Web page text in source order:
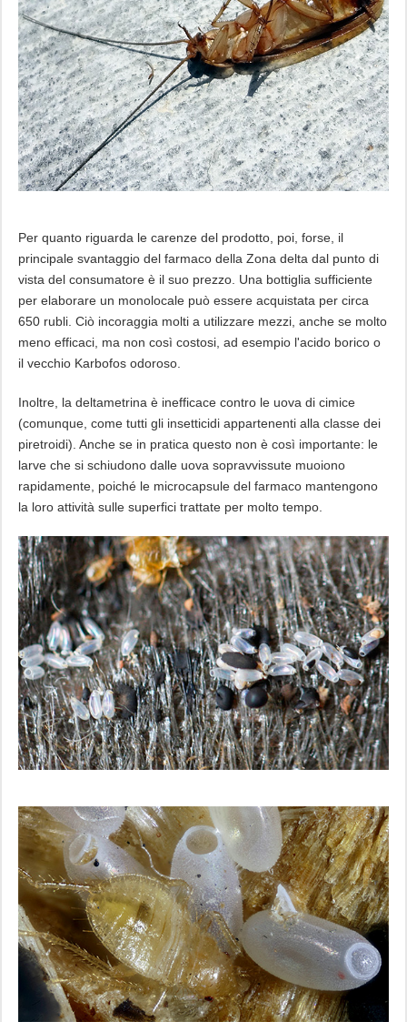
Per quanto riguarda le carenze del prodotto, poi, forse, il
principale svantaggio del farmaco della Zona delta dal punto di
vista del consumatore è il suo prezzo. Una bottiglia sufficiente
per elaborare un monolocale può essere acquistata per circa
650 rubli. Ciò incoraggia molti a utilizzare mezzi, anche se molto
meno efficaci, ma non così costosi, ad esempio l'acido borico o
il vecchio Karbofos odoroso.
Inoltre, la deltametrina è inefficace contro le uova di cimice
(comunque, come tutti gli insetticidi appartenenti alla classe dei
piretroidi). Anche se in pratica questo non è così importante: le
larve che si schiudono dalle uova sopravvissute muoiono
rapidamente, poiché le microcapsule del farmaco mantengono
la loro attività sulle superfici trattate per molto tempo.